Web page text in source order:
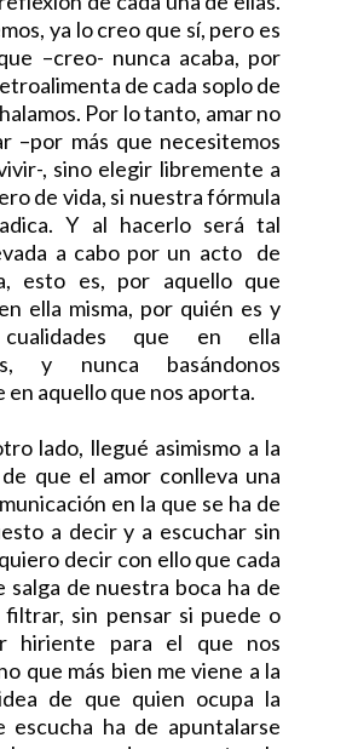
ya lo creo que sí, pero es
–creo- nunca acaba, por
de cada soplo de
Por lo tanto, amar no
–por más que necesitemos
, sino elegir libremente a
de vida, si nuestra fórmula
Y al hacerlo será tal
a cabo por un acto de
esto es, por aquello que
ella misma, por quién es y
que en ella
y nunca basándonos
en aquello que nos aporta.
lado, llegué asimismo a la
que el amor conlleva una
en la que se ha de
a decir y a escuchar sin
decir con ello que cada
salga de nuestra boca ha de
filtrar, sin pensar si puede o
hiriente para el que nos
que más bien me viene a la
de que quien ocupa la
escucha ha de apuntalarse